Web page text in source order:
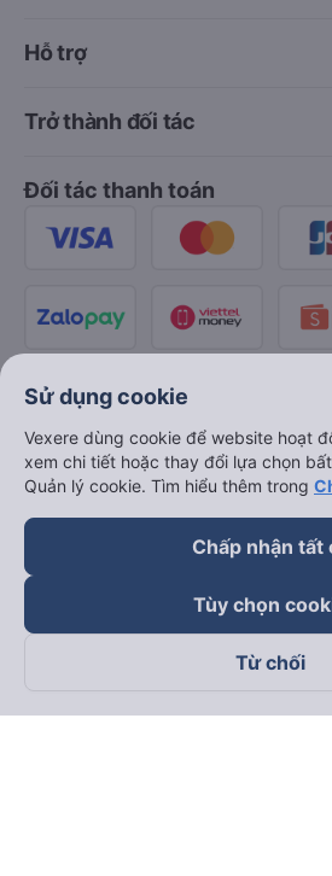
Hỗ trợ
Trở thành đối tác
Đối tác thanh toán
Sử dụng cookie
Vexere dùng cookie để website hoạt
xem chi tiết hoặc thay đổi lựa chọn
Quản lý cookie. Tìm hiểu thêm trong
Chấp nhận tất
Tùy chọn
Từ chối